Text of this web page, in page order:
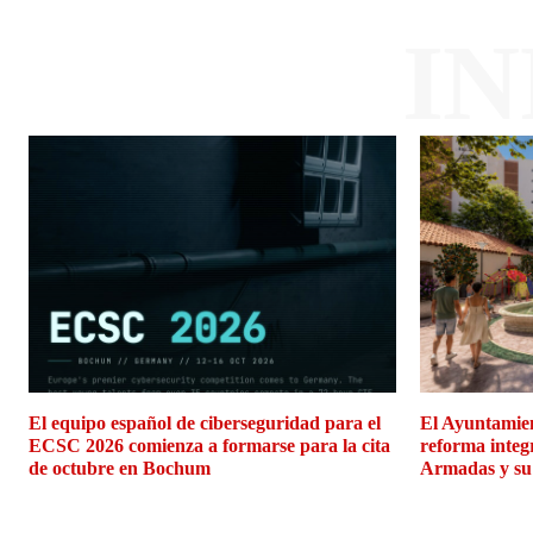
El equipo español de ciberseguridad para el
ECSC 2026 comienza a formarse para la cita
de octubre en Bochum
El
reforma
Armadas y